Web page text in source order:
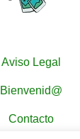
Aviso Legal
Bienvenid@
Contacto